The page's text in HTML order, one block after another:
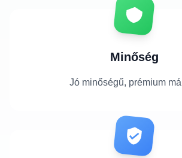
Minőség
Jó minőségű, prémium